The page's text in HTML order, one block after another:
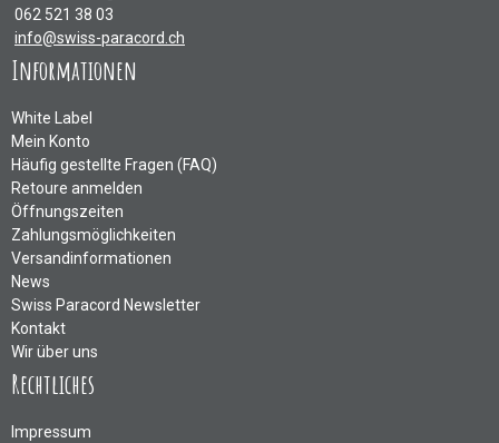
062 521 38 03
info@swiss-paracord.ch
Informationen
White Label
Mein Konto
Häufig gestellte Fragen (FAQ)
Retoure anmelden
Öffnungszeiten
Zahlungsmöglichkeiten
Versandinformationen
News
Swiss Paracord Newsletter
Kontakt
Wir über uns
Rechtliches
Impressum